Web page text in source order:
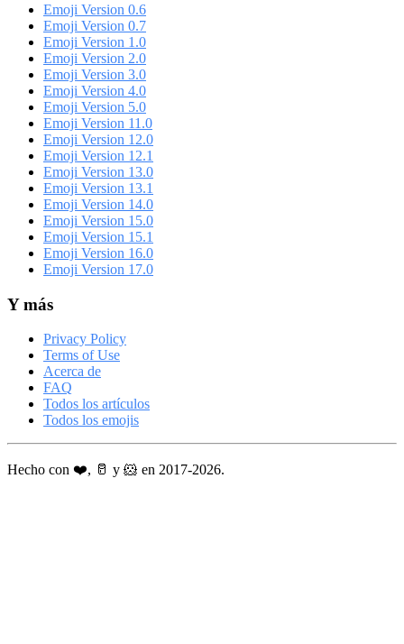
Emoji Version 0.6
Emoji Version 0.7
Emoji Version 1.0
Emoji Version 2.0
Emoji Version 3.0
Emoji Version 4.0
Emoji Version 5.0
Emoji Version 11.0
Emoji Version 12.0
Emoji Version 12.1
Emoji Version 13.0
Emoji Version 13.1
Emoji Version 14.0
Emoji Version 15.0
Emoji Version 15.1
Emoji Version 16.0
Emoji Version 17.0
Y más
Privacy Policy
Terms of Use
Acerca de
FAQ
Todos los artículos
Todos los emojis
Hecho con ❤️, 🥛 y 🐹 en 2017-2026.